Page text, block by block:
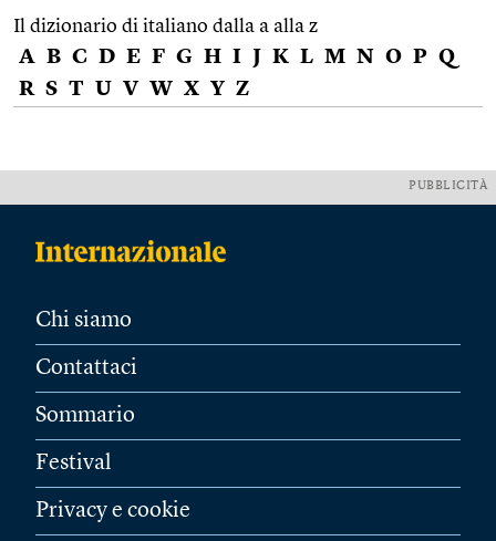
Il dizionario di italiano dalla a alla z
A B C D E F G H I J K L M N O P Q
R S T U V W X Y Z
PUBBLICITÀ
Chi siamo
Contattaci
Sommario
Festival
Privacy e cookie